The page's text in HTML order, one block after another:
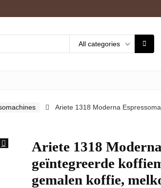
All categories
Ariete 1318 Moderna
Ariete 1318
geïntegreerde
gemalen koffie,